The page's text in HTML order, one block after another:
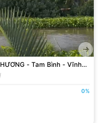
- Tam Bình - Vĩnh
0%